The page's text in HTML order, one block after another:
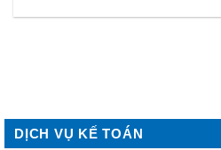
DỊCH VỤ KẾ TOÁN